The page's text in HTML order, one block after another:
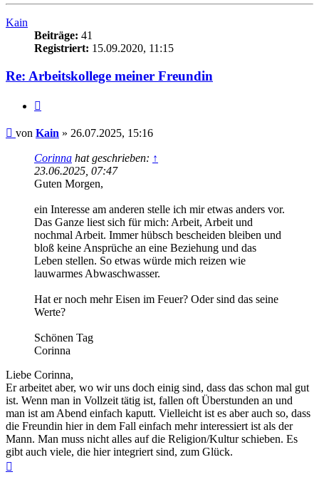
Kain
Beiträge: 41
Registriert: 15.09.2020, 11:15
Re: Arbeitskollege meiner Freundin
Beitrag
von Kain » 26.07.2025, 15:16
Corinna hat geschrieben: ↑
23.06.2025, 07:47
Guten Morgen,
ein Interesse am anderen stelle ich mir etwas anders vor.
Das Ganze liest sich für mich: Arbeit, Arbeit und
nochmal Arbeit. Immer hübsch bescheiden bleiben und
bloß keine Ansprüche an eine Beziehung und das
Leben stellen. So etwas würde mich reizen wie
lauwarmes Abwaschwasser.
Hat er noch mehr Eisen im Feuer? Oder sind das seine
Werte?
Schönen Tag
Corinna
Liebe Corinna,
Er arbeitet aber, wo wir uns doch einig sind, dass das schon mal gut
ist. Wenn man in Vollzeit tätig ist, fallen oft Überstunden an und
man ist am Abend einfach kaputt. Vielleicht ist es aber auch so, dass
die Freundin hier in dem Fall einfach mehr interessiert ist als der
Mann. Man muss nicht alles auf die Religion/Kultur schieben. Es
gibt auch viele, die hier integriert sind, zum Glück.